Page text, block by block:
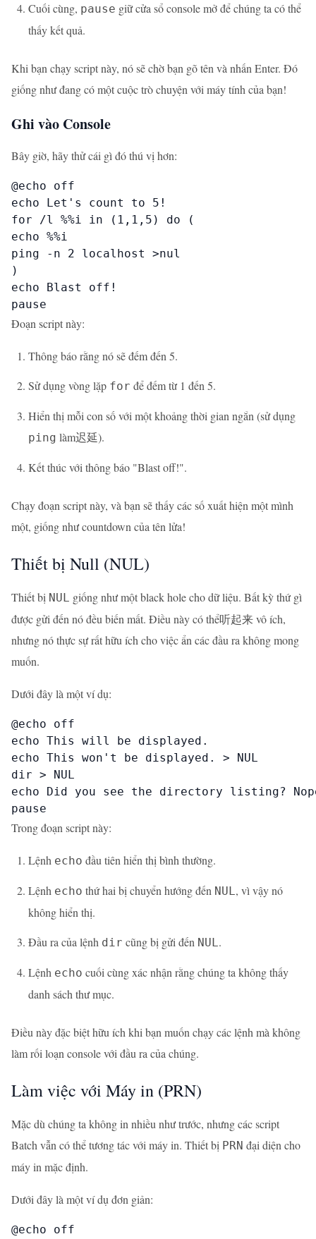
Cuối cùng, pause giữ cửa sổ console mở để chúng ta có thể
thấy kết quả.
Khi bạn chạy script này, nó sẽ chờ bạn gõ tên và nhấn Enter. Đó
giống như đang có một cuộc trò chuyện với máy tính của bạn!
Ghi vào Console
Bây giờ, hãy thử cái gì đó thú vị hơn:
@echo off
echo Let's count to 5!
for /l %%i in (1,1,5) do (
echo %%i
ping -n 2 localhost >nul
)
echo Blast off!
pause
Đoạn script này:
Thông báo rằng nó sẽ đếm đến 5.
Sử dụng vòng lặp for để đếm từ 1 đến 5.
Hiển thị mỗi con số với một khoảng thời gian ngắn (sử dụng
ping làm迟延).
Kết thúc với thông báo "Blast off!".
Chạy đoạn script này, và bạn sẽ thấy các số xuất hiện một mình
một, giống như countdown của tên lửa!
Thiết bị Null (NUL)
Thiết bị NUL giống như một black hole cho dữ liệu. Bất kỳ thứ gì
được gửi đến nó đều biến mất. Điều này có thể听起来 vô ích,
nhưng nó thực sự rất hữu ích cho việc ẩn các đầu ra không mong
muốn.
Dưới đây là một ví dụ:
@echo off
echo This will be displayed.
echo This won't be displayed. > NUL
dir > NUL
echo Did you see the directory listing?
pause
Trong đoạn script này:
Lệnh echo đầu tiên hiển thị bình thường.
Lệnh echo thứ hai bị chuyển hướng đến NUL, vì vậy nó
không hiển thị.
Đầu ra của lệnh dir cũng bị gửi đến NUL.
Lệnh echo cuối cùng xác nhận rằng chúng ta không thấy
danh sách thư mục.
Điều này đặc biệt hữu ích khi bạn muốn chạy các lệnh mà không
làm rối loạn console với đầu ra của chúng.
Làm việc với Máy in (PRN)
Mặc dù chúng ta không in nhiều như trước, nhưng các script
Batch vẫn có thể tương tác với máy in. Thiết bị PRN đại diện cho
máy in mặc định.
Dưới đây là một ví dụ đơn giản:
@echo off